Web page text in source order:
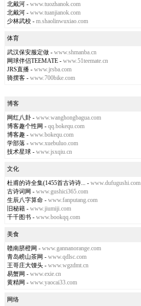
北戴河 - www.tuozhanok.com
北戴河 - www.tuanjianok.com
少林武校 - m.shaolinwuxiao.com
体育
武汉保安服定做 - www.shmanba.cn
网球伴侣TEEMATE - www.51teemate.cn
JRS直播 - www.jrsba.com
骑摆客 - www.700bike.com
博客
网红八卦 - www.wanghongbagua.com
博客趣个性网 - qq.bokequ.com
博客趣 - www.bokequ.com
学部落 - www.xuebuluo.com
技术星球 - www.jsxqiu.cn
文化
杜甫的诗全集(1455首古诗诗... - www.dufugushi.com
古诗词网 - www.gushici365.com
生辰八字算命 - www.fanputang.com
旧秘籍 - www.jiumiji.com
千千图书 - www.bookqq.com
美食
赣南脐橙网 - www.gannanorange.com
青岛崂山茶网 - www.qdlsc.com
王哥庄大馒头 - www.wgzdmt.cn
易蟹网 - www.exie.cn
黄精网 - www.yaocai33.com
网络